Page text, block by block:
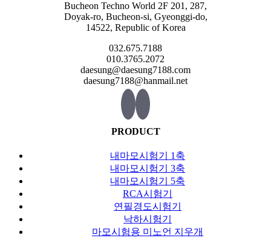
Bucheon Techno World 2F 201, 287,
Doyak-ro, Bucheon-si, Gyeonggi-do,
14522, Republic of Korea
032.675.7188
010.3765.2072
daesung@daesung7188.com
daesung7188@hanmail.net
PRODUCT
내마모시험기 1축
내마모시험기 3축
내마모시험기 5축
RCA시험기
연필경도시험기
낙하시험기
마모시험용 미노언 지우개